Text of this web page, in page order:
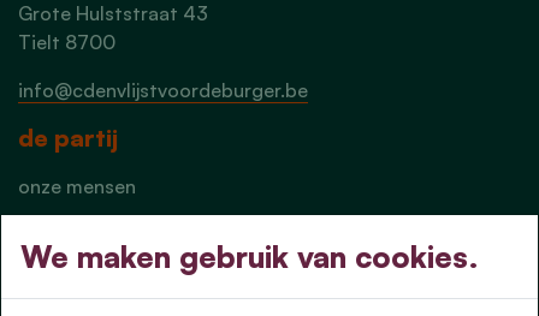
Grote Hulststraat 43
Tielt 8700
info@cdenvlijstvoordeburger.be
de partij
onze mensen
We maken gebruik van cookies.